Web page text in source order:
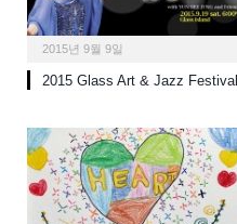
2015년 9월 9일
2015 Glass Art & Jazz Festival